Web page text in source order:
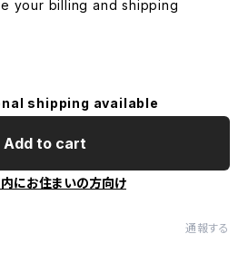
your billing and shipping
shipping available
Add to cart
にお住まいの方向け
通報する